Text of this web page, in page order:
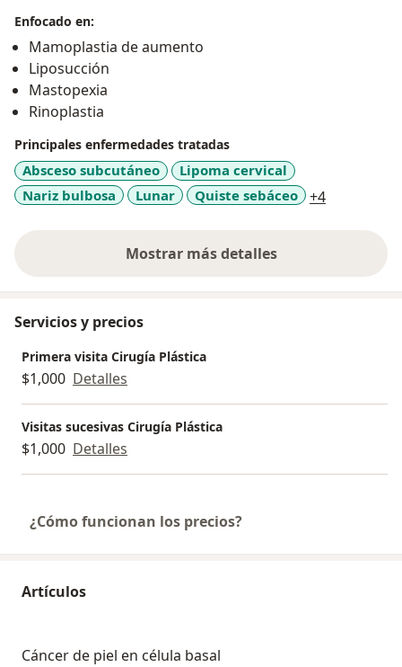
instalaciones de primer nivel. Nos caracteriza el
resolver tus dudas en la consulta de valoracion, asi
como ser lo mas honestos posibles en cuanto a los
resultados que podemos obtener y nuestro principal
objetivo es brindarte atencion de calidad, realizar
procedimientos seguros y con los resultados mas
naturales posibles. Nuestas cirugias favoritas son
implantes mamarios, liposuccion (convencional o
laser), lipoabdominoplastia y cirugia nasal o
Enfocado en:
Mamoplastia de aumento
Liposucción
Mastopexia
Rinoplastia
Principales enfermedades tratadas
Absceso subcutáneo
Lipoma cervical
Nariz bulbosa
Lunar Quiste sebáceo +4
Mostrar más detalles
sobre la experiencia
Servicios y precios
Primera visita Cirugía Plástica
$1,000 Detalles
Visitas sucesivas Cirugía Plástica
$1,000 Detalles
¿Cómo funcionan los precios?
Artículos
Cáncer de piel en célula basal